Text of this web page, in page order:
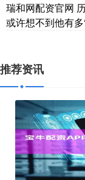
瑞和网配资官网
或许想不到他有多
推荐资讯